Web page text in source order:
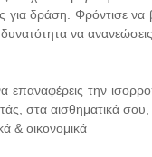
δράση. Φρόντισε να
να
την
στα αισθηματικά
& οικονομικά